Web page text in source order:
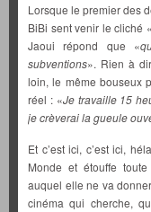
Lorsque le premier des
BiBi sent venir le cliché
Jaoui répond que «
subventions». Rien à
loin, le même bouseux
réel : «Je travaille 15
je crèverai la gueule
Et c’est ici, c’est ici,
Monde et étouffe
auquel elle ne va
cinéma qui cherche,